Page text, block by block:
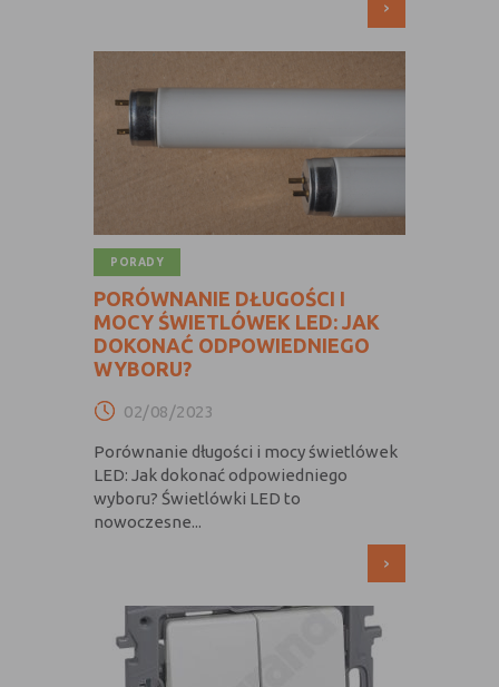
(third-party
cookie umieszczone przez zewnętrzne
podmioty, których komponenty stron
zostały wywołane przez właściciela
witryny
cookie mogą być wywołane przez administratora
serwerach partnera, umiejscowionych w innej lokalizacji –
innym kraju lub nawet zupełnie innym systemie prawnym.
W przypadku wywołania przez administratora witryny
komponentów serwisu pochodzących spoza systemu
administratora mogą obowiązywać inne standardowe
zasady polityki cookies niż polityka prywatności / cookies
Rodzaj
Opis
Konfiguracji
umożliwiają ustawienia funkcji i usług
wydajności serwisu
Uwierzytelnianie
umożliwiają informowanie gdy
użytkownik jest zalogowany, dzięki
›
PORADY
PORÓWNANIE DŁUGOŚCI I
MOCY ŚWIETLÓWEK LED: JAK
DOKONAĆ ODPOWIEDNIEGO
WYBORU?
02/08/2023
Porównanie długości i mocy świetlówek
LED: Jak dokonać odpowiedniego
wyboru? Świetlówki LED to
nowoczesne...
›